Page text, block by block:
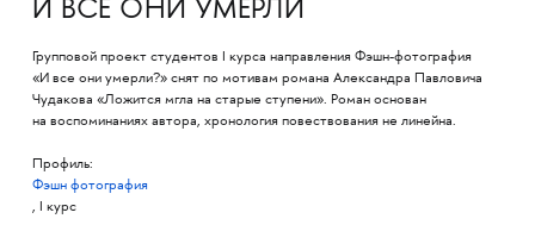
И ВСЕ ОНИ УМЕРЛИ
Групповой проект студентов I курса направления Фэшн-фотография
«И все они умерли?» снят по мотивам романа Александра Павловича
Чудакова «Ложится мгла на старые ступени». Роман основан
на воспоминаниях автора, хронология повествования не линейна.
Профиль:
Фэшн фотография
, I курс